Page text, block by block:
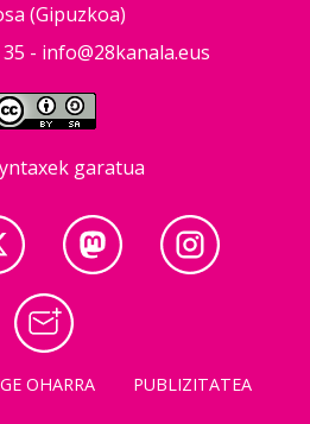
(Gipuzkoa)
- info@28kanala.eus
garatua
OHARRA
PUBLIZITATEA